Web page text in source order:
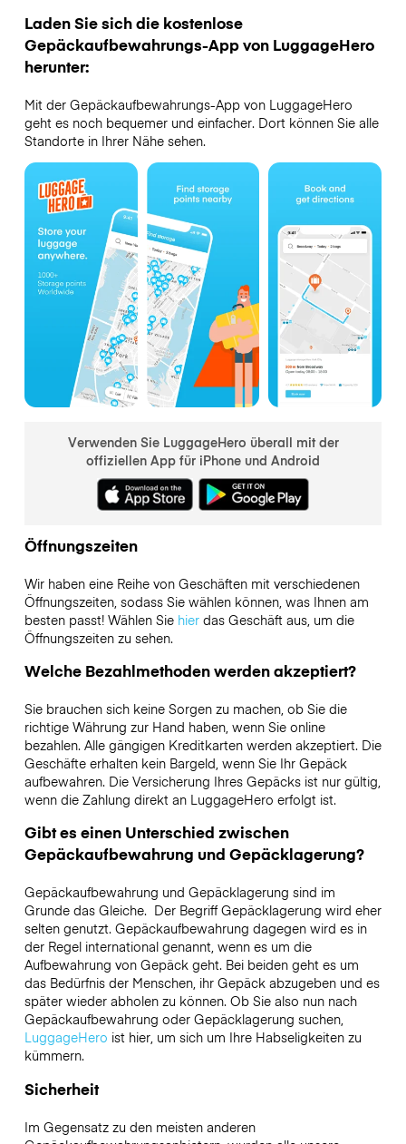
Laden Sie sich die kostenlose
Gepäckaufbewahrungs-App von LuggageHero
herunter:
Mit der Gepäckaufbewahrungs-App von LuggageHero
geht es noch bequemer und einfacher. Dort können Sie alle
Standorte in Ihrer Nähe sehen.
Verwenden Sie LuggageHero überall mit der
offiziellen App für iPhone und Android
Öffnungszeiten
Wir haben eine Reihe von Geschäften mit verschiedenen
Öffnungszeiten, sodass Sie wählen können, was Ihnen am
besten passt! Wählen Sie hierdas Geschäft aus, um die
Öffnungszeiten zu sehen.
Welche Bezahlmethoden werden akzeptiert?
Sie brauchen sich keine Sorgen zu machen, ob Sie die
richtige Währung zur Hand haben, wenn Sie online
bezahlen. Alle gängigen Kreditkarten werden akzeptiert. Die
Geschäfte erhalten kein Bargeld, wenn Sie Ihr Gepäck
aufbewahren. Die Versicherung Ihres Gepäcks ist nur gültig,
wenn die Zahlung direkt an LuggageHero erfolgt ist.
Gibt es einen Unterschied zwischen
Gepäckaufbewahrung und Gepäcklagerung?
Gepäckaufbewahrung und Gepäcklagerung sind im
Grunde das Gleiche. Der Begriff Gepäcklagerung wird eher
selten genutzt. Gepäckaufbewahrung dagegen wird es in
der Regel international genannt, wenn es um die
Aufbewahrung von Gepäck geht. Bei beiden geht es um
das Bedürfnis der Menschen, ihr Gepäck abzugeben und es
später wieder abholen zu können. Ob Sie also nun nach
Gepäckaufbewahrung oder Gepäcklagerung suchen,
LuggageHero ist hier, um sich um Ihre Habseligkeiten zu
kümmern.
Sicherheit
Im Gegensatz zu den meisten anderen